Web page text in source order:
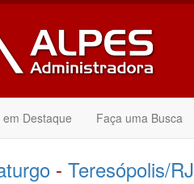
em Destaque Faça uma Busca
- Teresópolis/RJ